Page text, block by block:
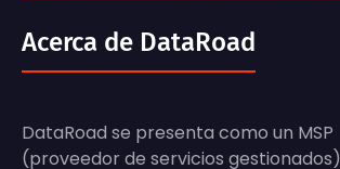
Acerca de DataRoad
DataRoad se presenta como un MSP
(proveedor de servicios